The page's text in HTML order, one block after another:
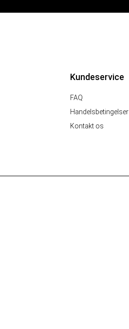
Kundeservice
FAQ
Handelsbetingelser
Kontakt os